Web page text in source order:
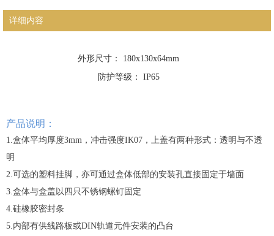
详细内容
外形尺寸： 180x130x64mm
防护等级： IP65
产品说明：
1.盒体平均厚度3mm，冲击强度IK07，上盖有两种形式：透明与不透
明
2.可选的塑料挂脚，亦可通过盒体低部的安装孔直接固定于墙面
3.盒体与盒盖以四只不锈钢螺钉固定
4.硅橡胶密封条
5.内部有供线路板或DIN轨道元件安装的凸台